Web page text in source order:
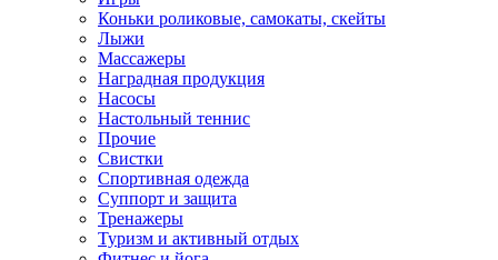
Коньки роликовые, самокаты, скейты
Лыжи
Массажеры
Наградная продукция
Насосы
Настольный теннис
Прочие
Свистки
Спортивная одежда
Суппорт и защита
Тренажеры
Туризм и активный отдых